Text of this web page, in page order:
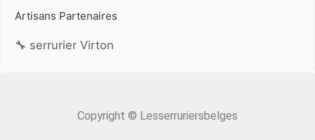
Artisans Partenaires
🔧 serrurier Virton
Copyright © Lesserruriersbelges